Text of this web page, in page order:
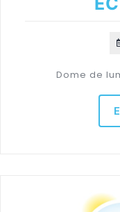
Dome de